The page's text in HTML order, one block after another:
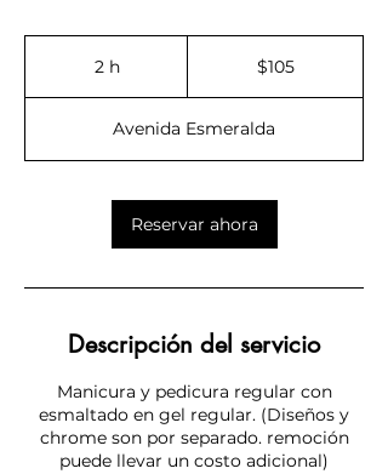
2 h2 $105
Avenida Esmeralda
Reservar ahora
Descripción del servicio
Manicura y pedicura regular con
esmaltado en gel regular. (Diseños y
chrome son por separado. remoción
puede llevar un costo adicional)